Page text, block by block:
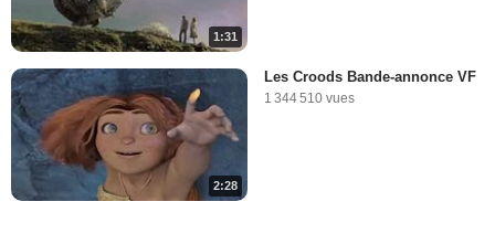
1:31
2:28
Les Croods Bande-annonce VF
1 344 510 vues